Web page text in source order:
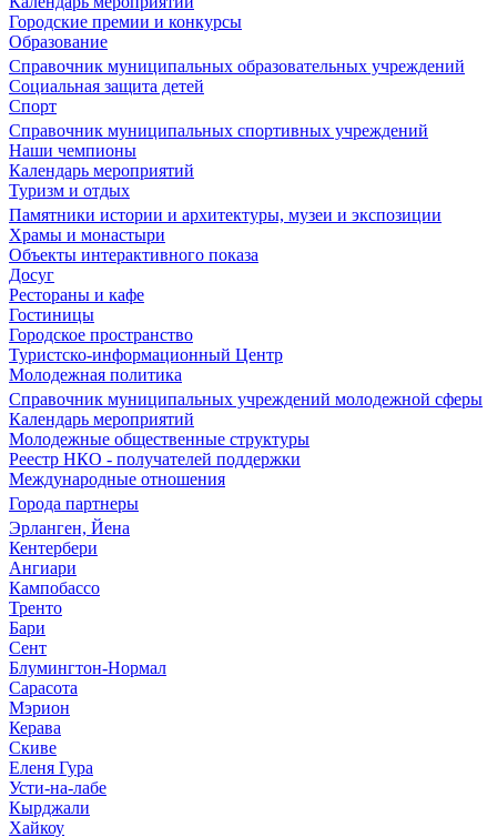
Городские премии и конкурсы
Образование
Справочник муниципальных образовательных учреждений
Социальная защита детей
Спорт
Справочник муниципальных спортивных учреждений
Наши чемпионы
Календарь мероприятий
Туризм и отдых
Памятники истории и архитектуры, музеи и экспозиции
Храмы и монастыри
Объекты интерактивного показа
Досуг
Рестораны и кафе
Гостиницы
Городское пространство
Туристско-информационный Центр
Молодежная политика
Справочник муниципальных учреждений молодежной сферы
Календарь мероприятий
Молодежные общественные структуры
Реестр НКО - получателей поддержки
Международные отношения
Города партнеры
Эрланген, Йена
Кентербери
Ангиари
Кампобассо
Тренто
Бари
Сент
Блумингтон-Нормал
Сарасота
Мэрион
Керава
Скиве
Еленя Гура
Усти-на-лабе
Кырджали
Хайкоу